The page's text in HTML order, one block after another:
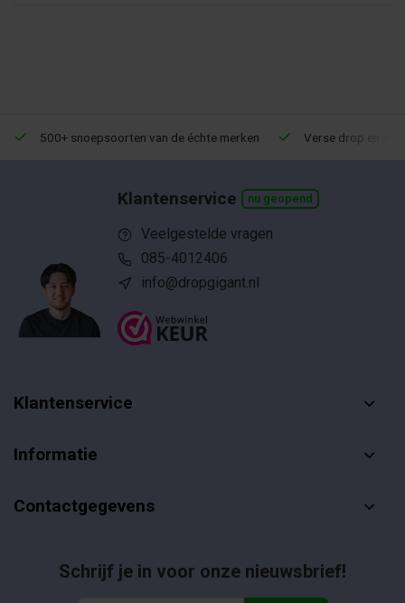
500+ snoepsoorten van de échte merken Verse drop en
Klantenservice nu geopend
Veelgestelde vragen
085-4012406
info@dropgigant.nl
Klantenservice
Informatie
Contactgegevens
Schrijf je in voor onze nieuwsbrief!